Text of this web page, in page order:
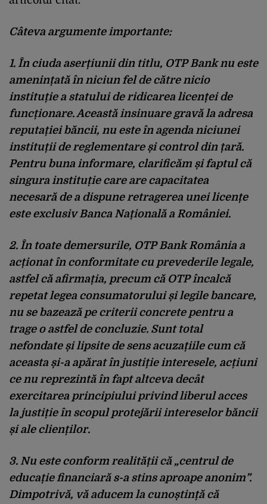
Câteva argumente importante:
1. În ciuda aserțiunii din titlu, OTP Bank nu este
amenințată în niciun fel de către nicio
instituție a statului de ridicarea licenței de
funcționare. Această insinuare gravă la adresa
reputației băncii, nu este în agenda niciunei
instituții de reglementare și control din țară.
Pentru buna informare, clarificăm și faptul că
singura instituție care are capacitatea
necesară de a dispune retragerea unei licențe
este exclusiv Banca Națională a României.
2. În toate demersurile, OTP Bank România a
acționat în conformitate cu prevederile legale,
astfel că afirmația, precum că OTP încalcă
repetat legea consumatorului și legile bancare,
nu se bazează pe criterii concrete pentru a
trage o astfel de concluzie. Sunt total
nefondate și lipsite de sens acuzațiile cum că
aceasta și-a apărat în justiție interesele, acțiuni
ce nu reprezintă în fapt altceva decât
exercitarea principiului privind liberul acces
la justiție în scopul protejării intereselor băncii
și ale clienților.
3. Nu este conform realității că „centrul de
educație financiară s-a stins aproape anonim”.
Dimpotrivă, vă aducem la cunoștință că